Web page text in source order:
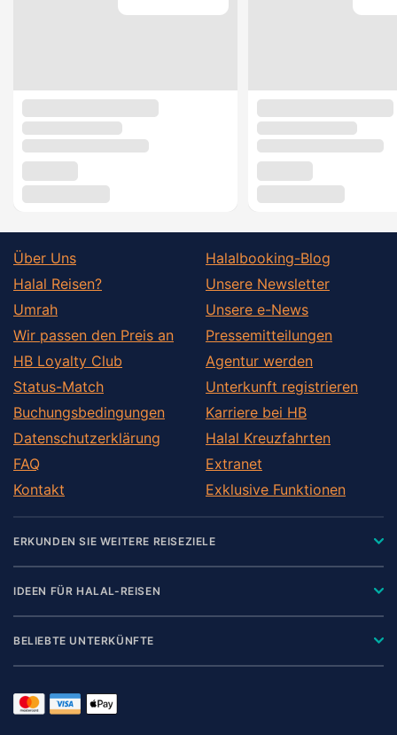
Über Uns
Halal Reisen?
Umrah
Wir passen den Preis an
HB Loyalty Club
Status-Match
Buchungsbedingungen
Datenschutzerklärung
FAQ
Kontakt
Halalbooking-Blog
Unsere Newsletter
Unsere e-News
Pressemitteilungen
Agentur werden
Unterkunft registrieren
Karriere bei HB
Halal Kreuzfahrten
Extranet
Exklusive Funktionen
ERKUNDEN SIE WEITERE REISEZIELE
IDEEN FÜR HALAL-REISEN
BELIEBTE UNTERKÜNFTE